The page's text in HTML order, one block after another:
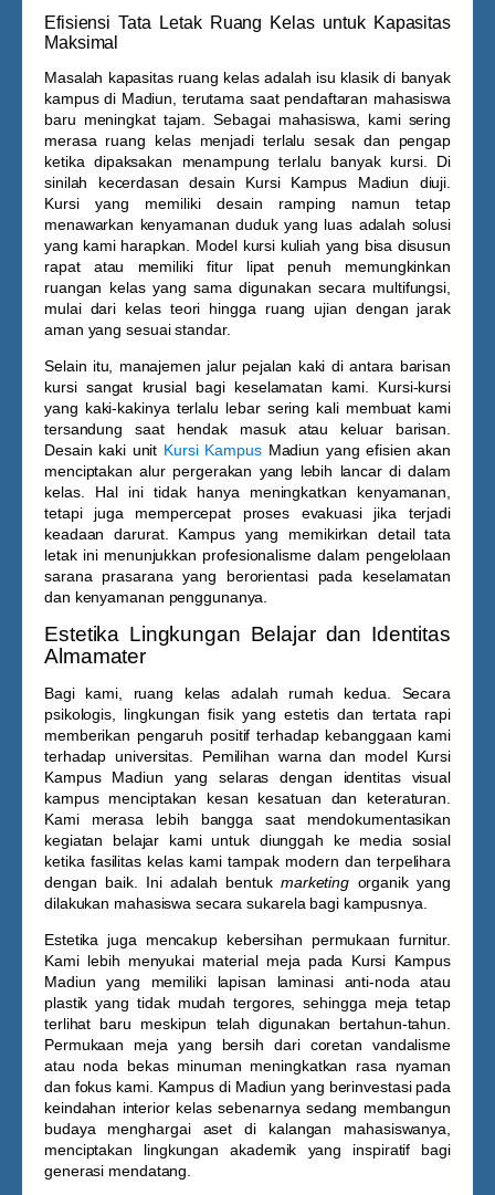
Efisiensi Tata Letak Ruang Kelas untuk Kapasitas
Maksimal
Masalah kapasitas ruang kelas adalah isu klasik di banyak
kampus di Madiun, terutama saat pendaftaran mahasiswa
baru meningkat tajam. Sebagai mahasiswa, kami sering
merasa ruang kelas menjadi terlalu sesak dan pengap
ketika dipaksakan menampung terlalu banyak kursi. Di
sinilah kecerdasan desain Kursi Kampus Madiun diuji.
Kursi yang memiliki desain ramping namun tetap
menawarkan kenyamanan duduk yang luas adalah solusi
yang kami harapkan. Model kursi kuliah yang bisa disusun
rapat atau memiliki fitur lipat penuh memungkinkan
ruangan kelas yang sama digunakan secara multifungsi,
mulai dari kelas teori hingga ruang ujian dengan jarak
aman yang sesuai standar.
Selain itu, manajemen jalur pejalan kaki di antara barisan
kursi sangat krusial bagi keselamatan kami. Kursi-kursi
yang kaki-kakinya terlalu lebar sering kali membuat kami
tersandung saat hendak masuk atau keluar barisan.
Desain kaki unit Kursi KampusMadiun yang efisien akan
menciptakan alur pergerakan yang lebih lancar di dalam
kelas. Hal ini tidak hanya meningkatkan kenyamanan,
tetapi juga mempercepat proses evakuasi jika terjadi
keadaan darurat. Kampus yang memikirkan detail tata
letak ini menunjukkan profesionalisme dalam pengelolaan
sarana prasarana yang berorientasi pada keselamatan
dan kenyamanan penggunanya.
Estetika Lingkungan Belajar dan Identitas
Almamater
Bagi kami, ruang kelas adalah rumah kedua. Secara
psikologis, lingkungan fisik yang estetis dan tertata rapi
memberikan pengaruh positif terhadap kebanggaan kami
terhadap universitas. Pemilihan warna dan model Kursi
Kampus Madiun yang selaras dengan identitas visual
kampus menciptakan kesan kesatuan dan keteraturan.
Kami merasa lebih bangga saat mendokumentasikan
kegiatan belajar kami untuk diunggah ke media sosial
ketika fasilitas kelas kami tampak modern dan terpelihara
dengan baik. Ini adalah bentuk marketing organik yang
dilakukan mahasiswa secara sukarela bagi kampusnya.
Estetika juga mencakup kebersihan permukaan furnitur.
Kami lebih menyukai material meja pada Kursi Kampus
Madiun yang memiliki lapisan laminasi anti-noda atau
plastik yang tidak mudah tergores, sehingga meja tetap
terlihat baru meskipun telah digunakan bertahun-tahun.
Permukaan meja yang bersih dari coretan vandalisme
atau noda bekas minuman meningkatkan rasa nyaman
dan fokus kami. Kampus di Madiun yang berinvestasi pada
keindahan interior kelas sebenarnya sedang membangun
budaya menghargai aset di kalangan mahasiswanya,
menciptakan lingkungan akademik yang inspiratif bagi
generasi mendatang.